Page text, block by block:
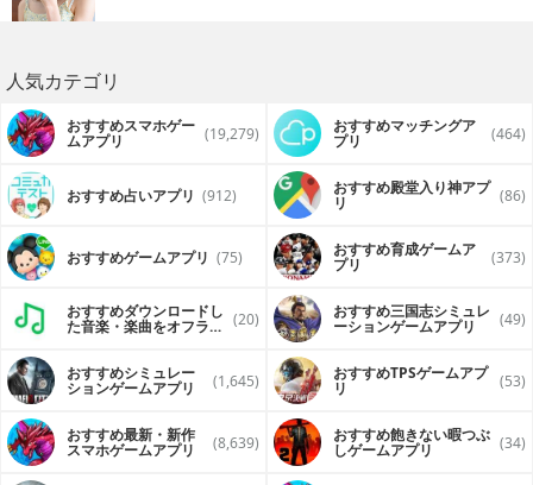
人気カテゴリ
おすすめスマホゲー
ムアプリ (19,279) おすすめマッチングア
プリ (464)
おすすめ占いアプリ (912) おすすめ殿堂入り神アプ
リ (86)
おすすめゲームアプリ (75) おすすめ育成ゲームア
プリ (373)
おすすめダウンロードし
た音楽・楽曲をオフライ (20) おすすめ三国志シミュレ
ーションゲームアプリ (49)
おすすめシミュレー
ションゲームアプリ (1,645) おすすめTPSゲームアプ
リ (53)
おすすめ最新・新作
スマホゲームアプリ (8,639) おすすめ飽きない暇つぶ
しゲームアプリ (34)